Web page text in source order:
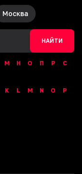
Москва
НАЙТИ
М Н О П Р
С
K L M N O
P